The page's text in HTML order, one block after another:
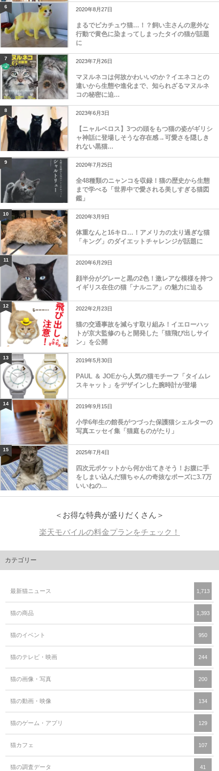
6 2020年8月27日
まるでピカチュウ猫…！？飼い主さんの意外な
行動で黄色に染まってしまったタイの猫が話題
に
7 2023年7月26日
マヌルネコは何故かわいいのか？イエネコとの
違いから生態や進化まで、知られざるマヌルネ
コの秘密に迫...
8 2023年6月3日
【ニャルベロス】3つの頭をもつ猫の姿がギリシ
ャ神話に登場しそうな存在感→可愛さを隠しき
れない黒猫...
9 2020年7月25日
全48種類のニャンコを収録！猫の歴史から生態
まで学べる「世界中で愛される美しすぎる猫図
鑑」
10 2020年3月9日
体重なんと16キロ…！アメリカの太り過ぎな猫
「キング」のダイエットチャレンジが話題に
11 2020年6月29日
顔半分がグレーと黒の2色！激レアな模様を持つ
イギリス在住の猫「ナルニア」の魅力に迫る
12 2022年2月23日
猫の交通事故を減らす取り組み！イエローハッ
トが京大監修のもと開発した「猫飛び出しサイ
ン」を公開
13 2019年5月30日
PAUL ＆ JOEから人気の猫モチーフ「タイムレ
スキャット」をデザインした腕時計が登場
14 2019年9月15日
小学6年生の館長がつづった保護猫シェルターの
写真エッセイ集「猫庭ものがたり」
15 2025年7月4日
四次元ポケットから何か出てきそう！お腹に手
をしまい込んだ猫ちゃんの奇抜なポーズに3.7万
いいねの...
＜お得な特典が盛りだくさん＞
楽天モバイルの料金プランをチェック！
カテゴリー
最新猫ニュース 1,713
猫の商品 1,393
猫のイベント 950
猫のテレビ・映画 244
猫の画像・写真 200
猫の動画・映像 134
猫のゲーム・アプリ 129
猫カフェ 107
猫の調査データ 41